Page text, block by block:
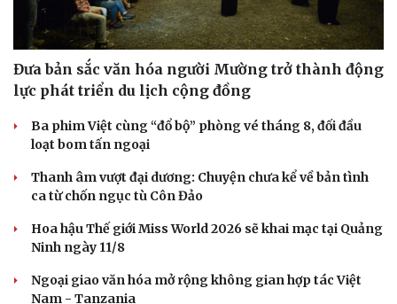
VĂN HÓA
Đưa bản sắc văn hóa người Mường trở thành động
lực phát triển du lịch cộng đồng